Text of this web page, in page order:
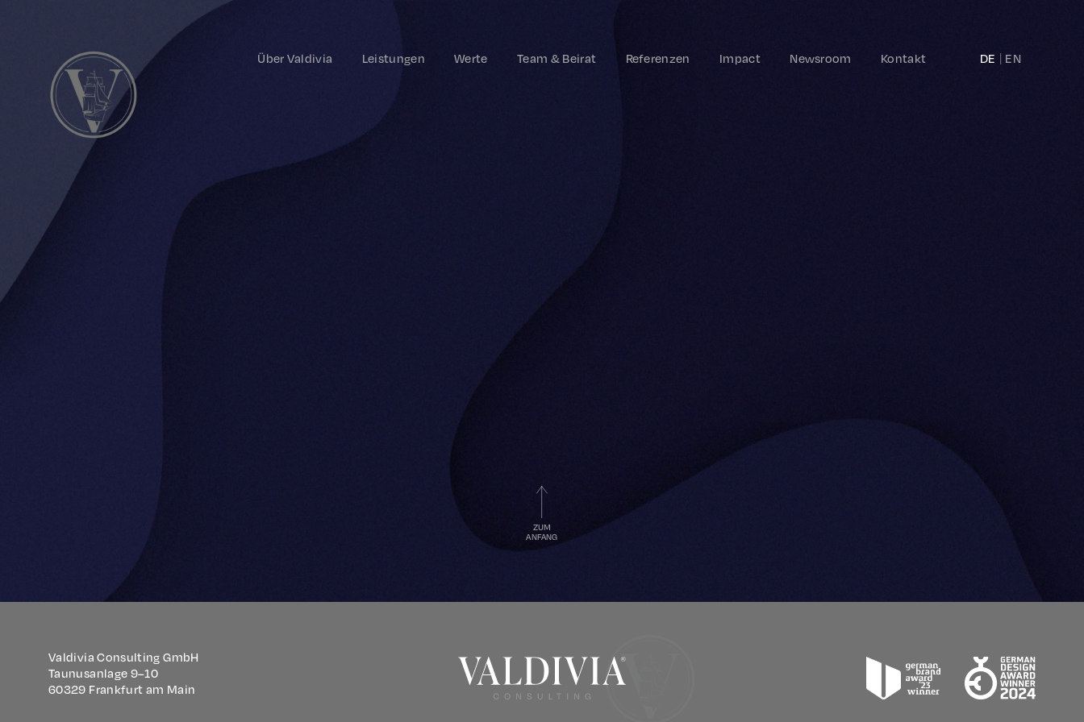
Über Valdivia Leistungen Werte Team & Beirat Referenzen Impact Newsroom Kontakt DE EN
ZUM
ANFANG
Valdivia Consulting GmbH
Taunusanlage 9–10
60329 Frankfurt am Main